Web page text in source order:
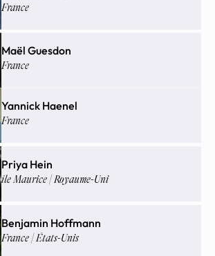
France
Maël Guesdon
France
Yannick Haenel
France
Priya Hein
île Maurice | Royaume-Uni
Benjamin Hoffmann
France | États-Unis